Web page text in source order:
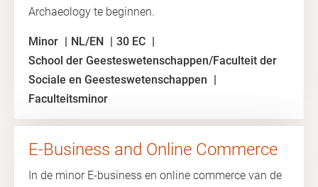
Archaeology te beginnen.
Minor NL/EN
30 EC
School der Geesteswetenschappen/Faculteit der
Sociale en Geesteswetenschappen
Faculteitsminor
E-Business and Online Commerce
In de minor E-business en online commerce van de